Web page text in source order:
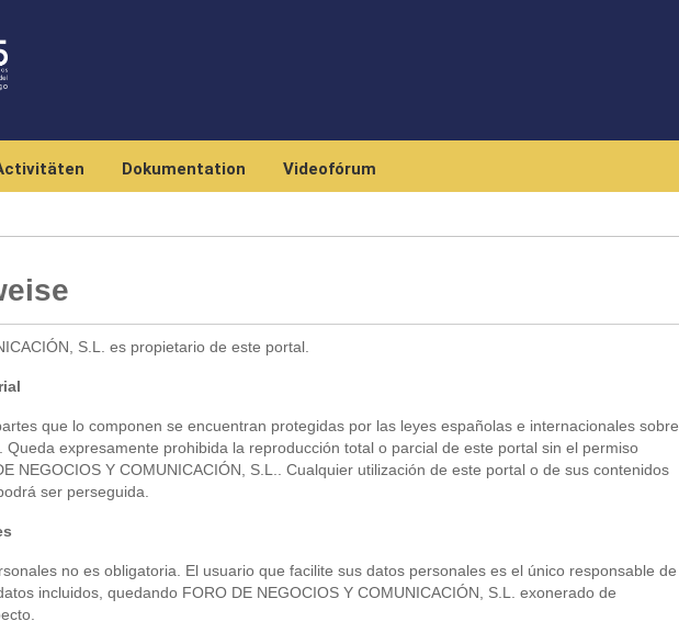
Dokumentation Videofórum
S.L. es propietario de este portal.
que lo componen se encuentran protegidas por las leyes españolas e internacionales sobre
Queda expresamente prohibida la reproducción total o parcial de este portal sin el permiso
NEGOCIOS Y COMUNICACIÓN, S.L.. Cualquier utilización de este portal o de sus contenidos
ser perseguida.
no es obligatoria. El usuario que facilite sus datos personales es el único responsable de
incluidos, quedando FORO DE NEGOCIOS Y COMUNICACIÓN, S.L. exonerado de